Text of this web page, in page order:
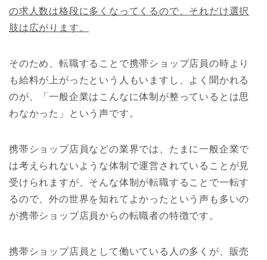
の求人数は格段に多くなってくるので、それだけ選択
肢は広がります。
そのため、転職することで携帯ショップ店員の時より
も給料が上がったという人もいますし、よく聞かれる
のが、「一般企業はこんなに体制が整っているとは思
わなかった」という声です。
携帯ショップ店員などの業界では、たまに一般企業で
は考えられないような体制で運営されていることが見
受けられますが、そんな体制が転職することで一転す
るので、外の世界を知れてよかったという声も多いの
が携帯ショップ店員からの転職者の特徴です。
携帯ショップ店員として働いている人の多くが、販売